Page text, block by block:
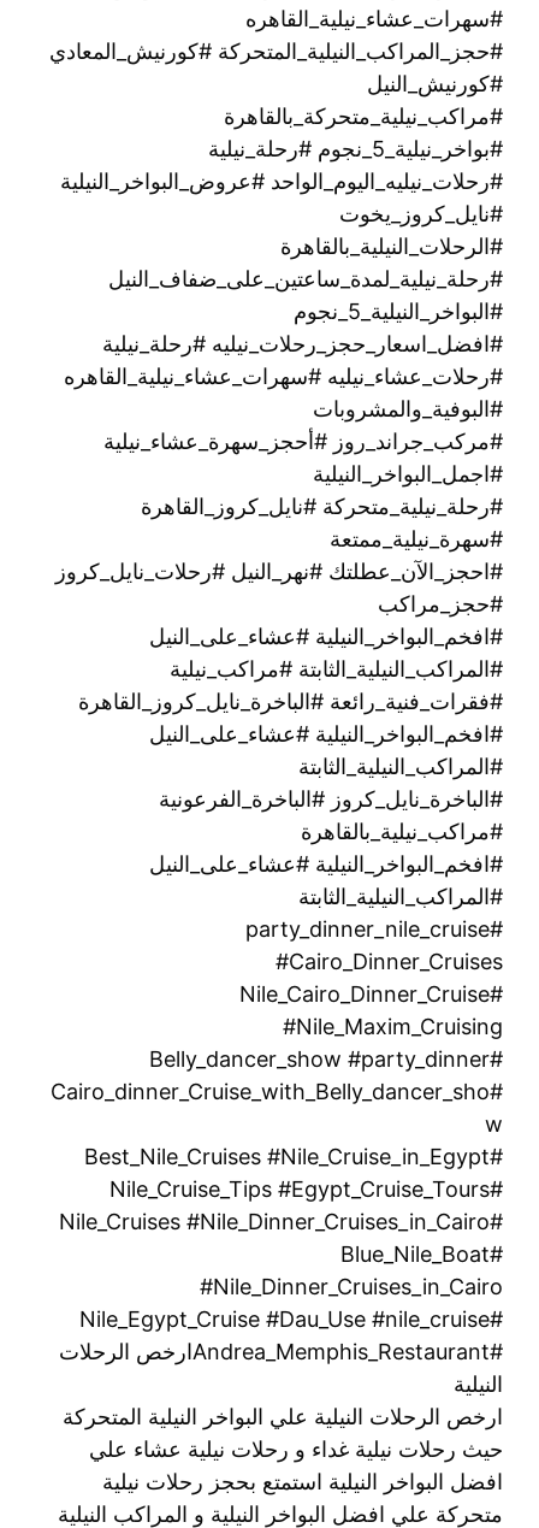
#سهرات_عشاء_نيلية_القاهره
#حجز_المراكب_النيلية_المتحركة #كورنيش_المعادي
#كورنيش_النيل
#مراكب_نيلية_متحركة_بالقاهرة
#بواخر_نيلية_5_نجوم #رحلة_نيلية
#رحلات_نيليه_اليوم_الواحد #عروض_البواخر_النيلية
#نايل_كروز_يخوت
#الرحلات_النيلية_بالقاهرة
#رحلة_نيلية_لمدة_ساعتين_على_ضفاف_النيل
#البواخر_النيلية_5_نجوم
#افضل_اسعار_حجز_رحلات_نيليه #رحلة_نيلية
#رحلات_عشاء_نيليه #سهرات_عشاء_نيلية_القاهره
#البوفية_والمشروبات
#مركب_جراند_روز #أحجز_سهرة_عشاء_نيلية
#اجمل_البواخر_النيلية
#رحلة_نيلية_متحركة ‫#نايل_كروز_القاهرة
#سهرة_نيلية_ممتعة
#احجز_الآن_عطلتك #نهر_النيل #رحلات_نايل_كروز
#حجز_مراكب
#افخم_البواخر_النيلية #عشاء_على_النيل
#المراكب_النيلية_الثابتة #مراكب_نيلية
#فقرات_فنية_رائعة #الباخرة_نايل_كروز_القاهرة
#افخم_البواخر_النيلية #عشاء_على_النيل
#المراكب_النيلية_الثابتة
#الباخرة_نايل_كروز #الباخرة_الفرعونية
#مراكب_نيلية_بالقاهرة
#افخم_البواخر_النيلية #عشاء_على_النيل
#المراكب_النيلية_الثابتة
#party_dinner_nile_cruise
#Cairo_Dinner_Cruises
#Nile_Cairo_Dinner_Cruise
#Nile_Maxim_Cruising
#Belly_dancer_show #party_dinner
#Cairo_dinner_Cruise_with_Belly_dancer_sho
w
#Best_Nile_Cruises #Nile_Cruise_in_Egypt
#Nile_Cruise_Tips #Egypt_Cruise_Tours
#Nile_Cruises #Nile_Dinner_Cruises_in_Cairo
#Blue_Nile_Boat
#Nile_Dinner_Cruises_in_Cairo
#Nile_Egypt_Cruise #Dau_Use #nile_cruise
#Andrea_Memphis_Restaurantارخص الرحلات
النيلية
ارخص الرحلات النيلية علي البواخر النيلية المتحركة
حيث رحلات نيلية غداء و رحلات نيلية عشاء علي
افضل البواخر النيلية استمتع بحجز رحلات نيلية
متحركة علي افضل البواخر النيلية و المراكب النيلية